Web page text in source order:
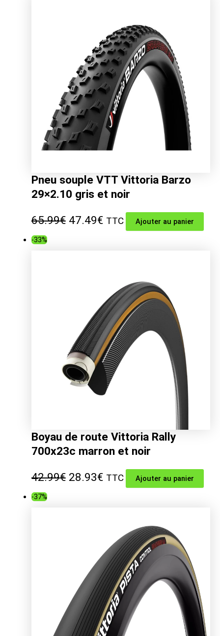
Pneu souple VTT Vittoria Barzo
29×2.10 gris et noir
65.99€ Le
47.49€Le
47.49€.
TTC Ajouter au panier
-33%
Boyau de route Vittoria Rally
700x23c marron et noir
42.99€ Le
42.99€.
28.93€Le
28.93€.
TTC Ajouter au panier
-37%